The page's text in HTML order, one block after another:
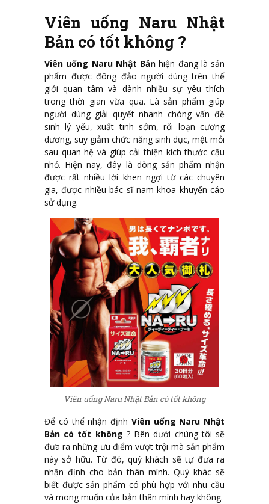
Viên uống Naru Nhật
Bản có tốt không ?
Viên uống Naru Nhật Bản hiện đang là sản
phẩm được đông đảo người dùng trên thế
giới quan tâm và dành nhiều sự yêu thích
trong thời gian vừa qua. Là sản phẩm giúp
người dùng giải quyết nhanh chóng vấn đề
sinh lý yếu, xuất tinh sớm, rối loạn cương
dương, suy giảm chức năng sinh dục, mệt mỏi
sau quan hệ và giúp cải thiện kích thước cậu
nhỏ. Hiện nay, đây là dòng sản phẩm nhận
được rất nhiều lời khen ngợi từ các chuyên
gia, được nhiều bác sĩ nam khoa khuyến cáo
sử dụng.
Viên uống Naru Nhật Bản có tốt không
Để có thể nhận định Viên uống Naru Nhật
Bản có tốt không ? Bên dưới chúng tôi sẽ
đưa ra những ưu điểm vượt trội mà sản phẩm
này sở hữu. Từ đó, quý khách sẽ tự đưa ra
nhận định cho bản thân mình. Quý khác sẽ
biết được sản phẩm có phù hợp với nhu cầu
và mong muốn của bản thân mình hay không.